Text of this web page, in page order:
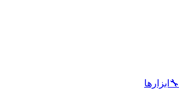
🔧 ابزارها